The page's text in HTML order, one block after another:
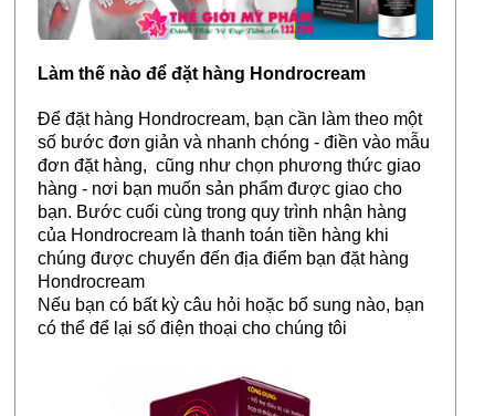
Làm thế nào để đặt hàng Hondrocream
Để đặt hàng Hondrocream, bạn cần làm theo một
số bước đơn giản và nhanh chóng - điền vào mẫu
đơn đặt hàng, cũng như chọn phương thức giao
hàng - nơi bạn muốn sản phẩm được giao cho
bạn. Bước cuối cùng trong quy trình nhận hàng
của Hondrocream là thanh toán tiền hàng khi
chúng được chuyển đến địa điểm bạn đặt hàng
Hondrocream
Nếu bạn có bất kỳ câu hỏi hoặc bổ sung nào, bạn
có thể để lại số điện thoại cho chúng tôi